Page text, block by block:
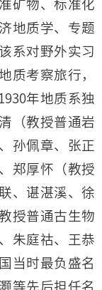
矿物、标准化
地质学、专题
系对野外实习
质考察旅行，
年地质系独
（教授普通岩
孙佩章、张正
郑厚怀（教授
、谌湛溪、徐
授普通古生物
朱庭祜、王恭
当时最负盛名
等先后担任名